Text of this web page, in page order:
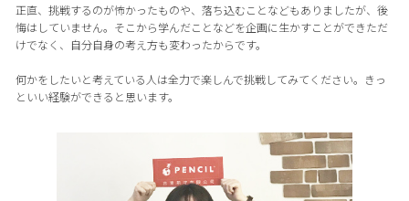
正直、挑戦するのが怖かったものや、落ち込むことなどもありましたが、後
悔はしていません。そこから学んだことなどを企画に生かすことができただ
けでなく、自分自身の考え方も変わったからです。
何かをしたいと考えている人は全力で楽しんで挑戦してみてください。きっ
といい経験ができると思います。